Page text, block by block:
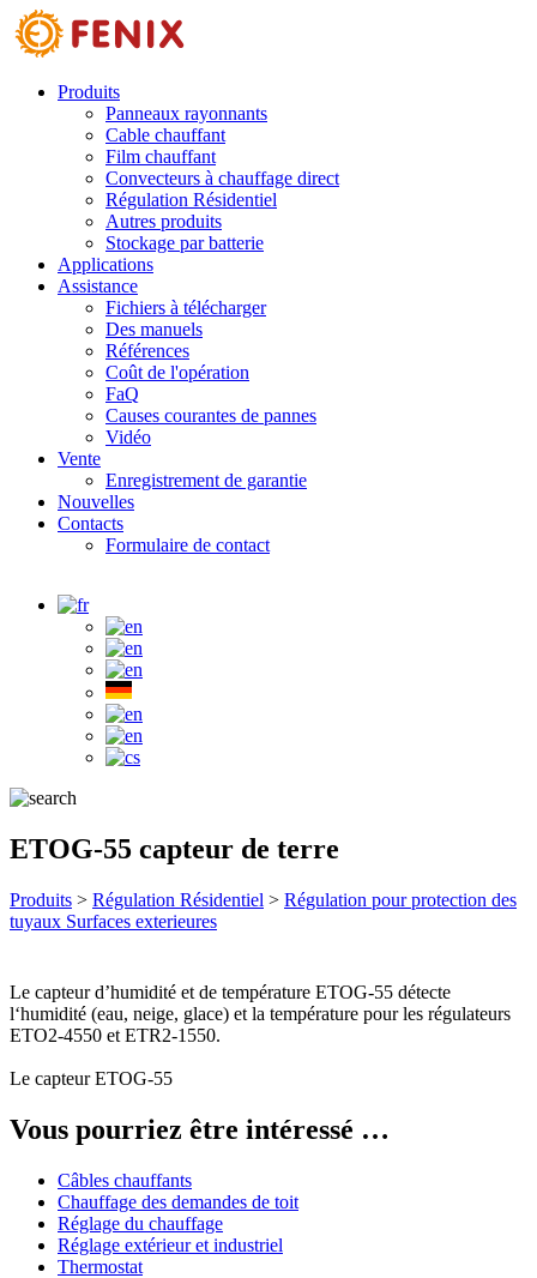
Skip to main content
Produits
Panneaux rayonnants
Cable chauffant
Film chauffant
Convecteurs à chauffage direct
Régulation Résidentiel
Autres produits
Stockage par batterie
Applications
Assistance
Fichiers à télécharger
Des manuels
Références
Coût de l'opération
FaQ
Causes courantes de pannes
Vidéo
Vente
Enregistrement de garantie
Nouvelles
Contacts
Formulaire de contact
ETOG-55 capteur de terre
Produits > Régulation Résidentiel > Régulation pour protection des
tuyaux Surfaces exterieures
Le capteur d’humidité et de température ETOG-55 détecte
l‘humidité (eau, neige, glace) et la température pour les régulateurs
ETO2-4550 et ETR2-1550.
Le capteur ETOG-55
Vous pourriez être intéressé …
Câbles chauffants
Chauffage des demandes de toit
Réglage du chauffage
Réglage extérieur et industriel
Thermostat